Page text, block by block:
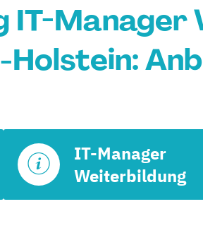
IT-Manager
Holstein:
IT-Manager
Weiterbildung